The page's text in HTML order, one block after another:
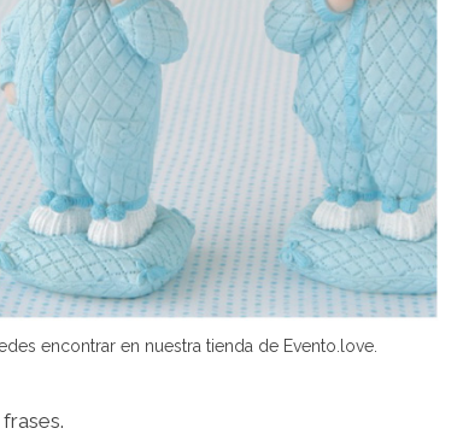
encontrar en nuestra tienda de Evento.love.